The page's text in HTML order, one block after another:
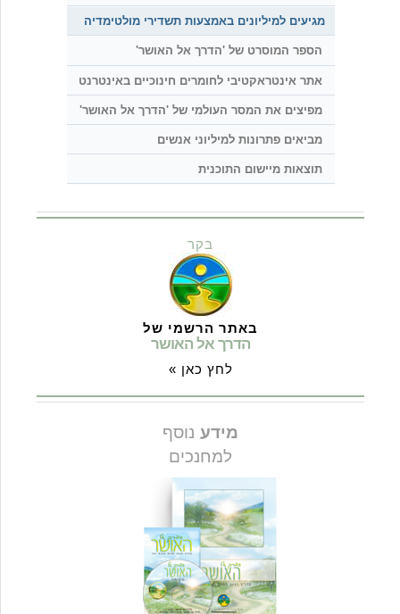
מגיעים למיליונים באמצעות תשדירי מולטימדיה
הספר המוסרט של 'הדרך אל האושר'
אתר אינטראקטיבי לחומרים חינוכיים באינטרנט
מפיצים את המסר העולמי של 'הדרך אל האושר'
מביאים פתרונות למיליוני אנשים
תוצאות מיישום התוכנית
בקר
באתר הרשמי של
הדרך אל האושר
לחץ כאן »
מידע נוסף
למחנכים